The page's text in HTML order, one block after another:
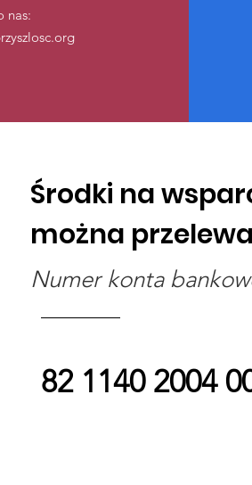
nas:
Środki na
można
Numer konta
82 1140 2004